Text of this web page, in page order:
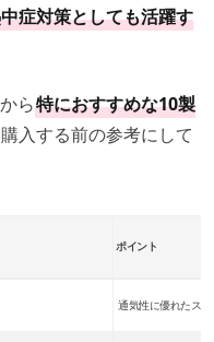
症対策としても活躍す
ら特におすすめな10製
入する前の参考にして
ポイント
通気性に優れたス